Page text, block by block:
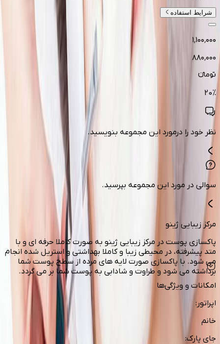
شرایط استفاده
۱٬۱۰۰٬۰۰۰
۸۸۰٬۰۰۰
تومانءء
20%
نظر خود را درمورد این مجموعه بنویسید.
سوالی در مورد این مجموعه بپرسید.
مرکز زیبایی ژینو
پاکسازی پوست در مرکز زیبایی ژینو به صورت کاملا حرفه ای و با
متد پیشرفته، در محیطی زیبا و کاملا بهداشتی و استریل شده انجام
می شود. با پاکسازی صورت لایه های مرده از سطح پوست شما
برداشته می شود و طراوت و شادابی به پوست شما بر می گردد.
امکانات و ویژگی‌ها
اپراتور :
خانم
جای پارک: